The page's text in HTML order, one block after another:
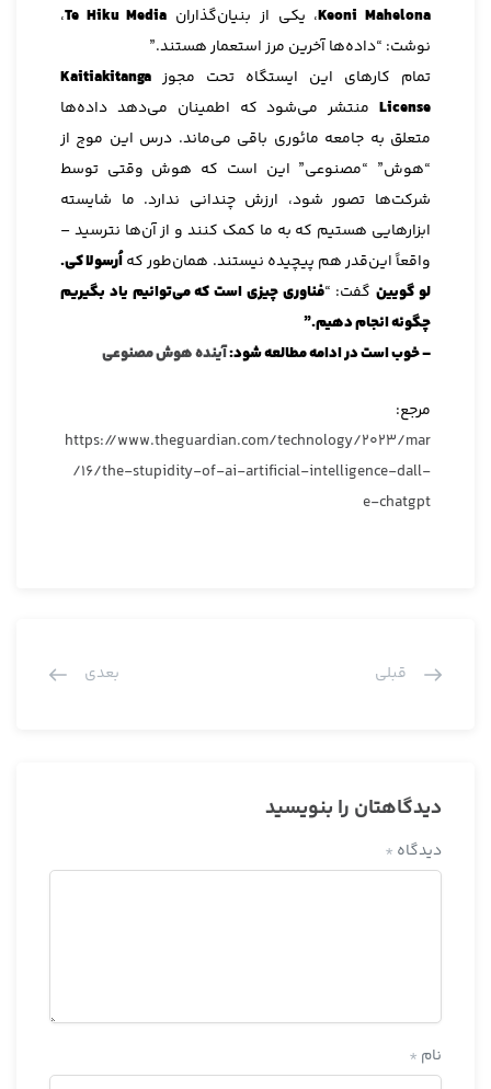
Keoni Mahelona، یکی از بنیان‌گذاران Te Hiku Media،
نوشت: “داده‌ها آخرین مرز استعمار هستند.”
تمام کارهای این ایستگاه تحت مجوز Kaitiakitanga
License منتشر می‌شود که اطمینان می‌دهد داده‌ها
متعلق به جامعه مائوری باقی می‌ماند. درس این موج از
“هوش” “مصنوعی” این است که هوش وقتی توسط
شرکت‌ها تصور شود، ارزش چندانی ندارد. ما شایسته
ابزارهایی هستیم که به ما کمک کنند و از آن‌ها نترسید –
واقعاً این‌قدر هم پیچیده نیستند. همان‌طور کهاُرسولا کی.
لو گویینگفت: “فناوری چیزی است که می‌توانیم یاد بگیریم
چگونه انجام دهیم.”
– خوب است در ادامه مطالعه شود:آینده هوش مصنوعی
مرجع:
https://www.theguardian.com/technology/2023/mar
/16/the-stupidity-of-ai-artificial-intelligence-dall-
e-chatgpt
قبلی بعدی
دیدگاهتان را بنویسید
دیدگاه *
نام *